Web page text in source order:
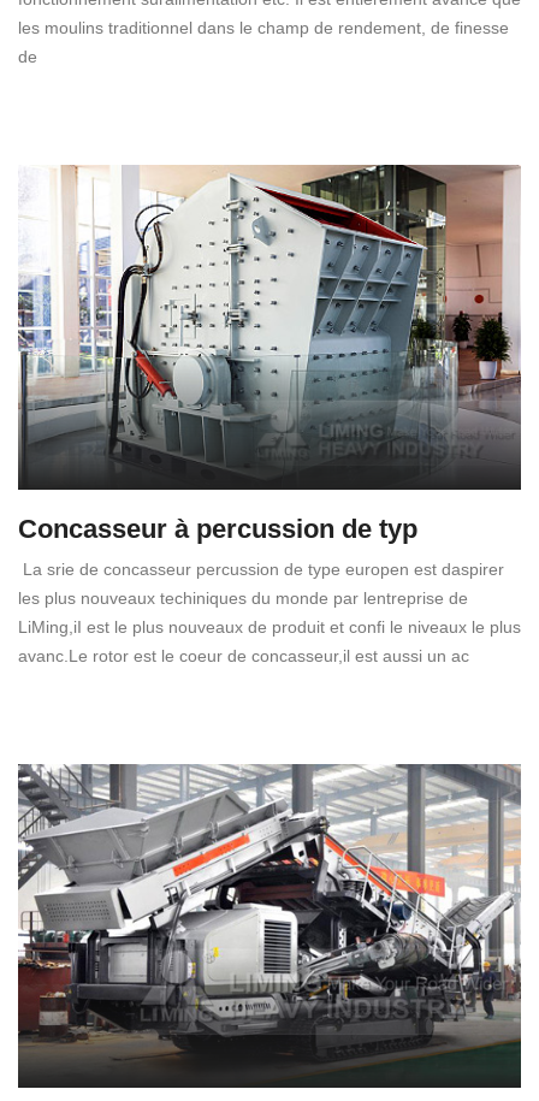
les moulins traditionnel dans le champ de rendement, de finesse
de
Concasseur à percussion de typ
La srie de concasseur percussion de type europen est daspirer
les plus nouveaux techiniques du monde par lentreprise de
LiMing,iI est le plus nouveaux de produit et confi le niveaux le plus
avanc.Le rotor est le coeur de concasseur,il est aussi un ac